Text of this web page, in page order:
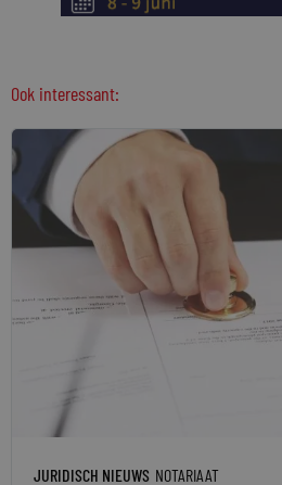
Ook interessant:
JURIDISCH NIEUWS NOTARIAAT